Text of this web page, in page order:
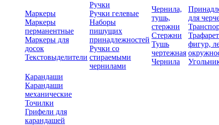
Маркеры
Маркеры
перманентные
Маркеры для
досок
Текстовыделители
Ручки
Ручки гелевые
Наборы
пишущих
принадлежностей
Ручки со
стираемыми
чернилами
Чернила,
тушь,
стержни
Стержни
Тушь
чертежная
Чернила
для
фигур,
Карандаши
Карандаши
механические
Точилки
Грифели для
карандашей